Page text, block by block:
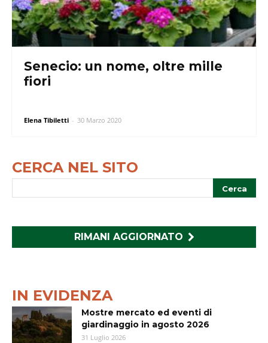
Senecio: un nome, oltre mille
fiori
Elena Tibiletti - 30 Marzo 2020
CERCA NEL SITO
RIMANI AGGIORNATO
IN EVIDENZA
Mostre mercato ed eventi di
giardinaggio in agosto 2026
31 Luglio 2026